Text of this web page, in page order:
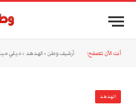
أنت الآن تتصفح: أرشيف وطن »الهدهد »ديلي ميل:
الهدهد